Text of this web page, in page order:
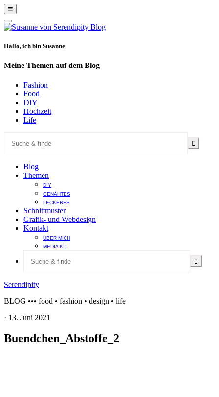
Show
Offscreen
Content
Hide
Offscreen
Hallo, ich bin Susanne
Meine Themen auf dem Blog
Fashion
Food
DIY
Hochzeit
Life
Blog
Themen
DIY
GENÄHTES
LECKERES
Schnittmuster
Grafik- und Webdesign
Kontakt
ÜBER MICH
MEDIA KIT
Serendipity
BLOG ••• food • fashion • design • life
· 13. Juni 2021
Buendchen_Abstoffe_2